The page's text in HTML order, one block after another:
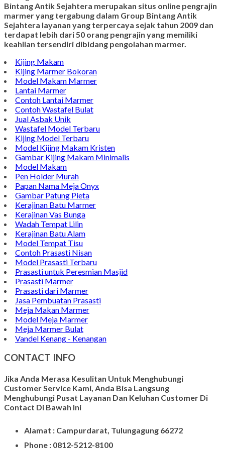
Bintang Antik Sejahtera merupakan situs online pengrajin
marmer yang tergabung dalam Group Bintang Antik
Sejahtera layanan yang terpercaya sejak tahun 2009 dan
terdapat lebih dari 50 orang pengrajin yang memiliki
keahlian tersendiri dibidang pengolahan marmer.
Kijing Makam
Kijing Marmer Bokoran
Model Makam Marmer
Lantai Marmer
Contoh Lantai Marmer
Contoh Wastafel Bulat
Jual Asbak Unik
Wastafel Model Terbaru
Kijing Model Terbaru
Model Kijing Makam Kristen
Gambar Kijing Makam Minimalis
Model Makam
Pen Holder Murah
Papan Nama Meja Onyx
Gambar Patung Pieta
Kerajinan Batu Marmer
Kerajinan Vas Bunga
Wadah Tempat Lilin
Kerajinan Batu Alam
Model Tempat Tisu
Contoh Prasasti Nisan
Model Prasasti Terbaru
Prasasti untuk Peresmian Masjid
Prasasti Marmer
Prasasti dari Marmer
Jasa Pembuatan Prasasti
Meja Makan Marmer
Model Meja Marmer
Meja Marmer Bulat
Vandel Kenang - Kenangan
CONTACT INFO
Jika Anda Merasa Kesulitan Untuk Menghubungi
Customer Service Kami, Anda Bisa Langsung
Menghubungi Pusat Layanan Dan Keluhan Customer Di
Contact Di Bawah Ini
Alamat : Campurdarat, Tulungagung 66272
Phone : 0812-5212-8100